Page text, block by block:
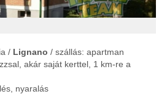
/ Lignano / szállás: apartman
akár saját kerttel, 1 km-re a
nyaralás